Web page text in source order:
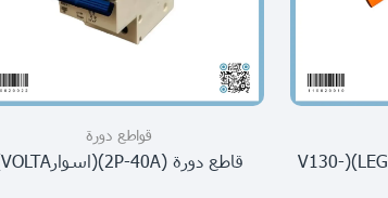
جوزة ذكية الكترونية (LEGEND)(V130-
قواطع دورة
قاطع دورة (2P-40A)(اسوارVOLTA)